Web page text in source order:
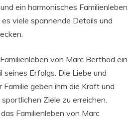
ein harmonisches Familienleben
viele spannende Details und
von Marc Berthod ein
Erfolgs. Die Liebe und
geben ihm die Kraft und
Ziele zu erreichen.
Familienleben von Marc